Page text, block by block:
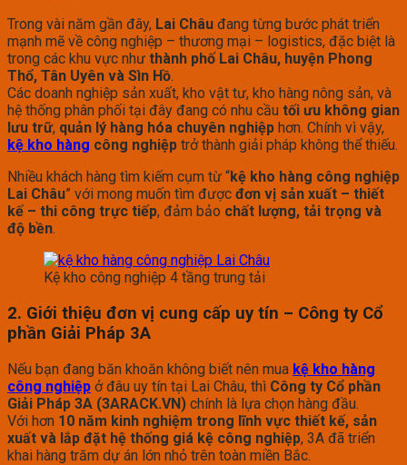
Trong vài năm gần đây, Lai Châu đang từng bước phát triển
mạnh mẽ về công nghiệp – thương mại – logistics, đặc biệt là
trong các khu vực như thành phố Lai Châu, huyện Phong
Thổ, Tân Uyên và Sìn Hồ.
Các doanh nghiệp sản xuất, kho vật tư, kho hàng nông sản, và
hệ thống phân phối tại đây đang có nhu cầu tối ưu không gian
lưu trữ, quản lý hàng hóa chuyên nghiệp hơn. Chính vì vậy,
kệ kho hàng công nghiệp trở thành giải pháp không thể thiếu.
Nhiều khách hàng tìm kiếm cụm từ “kệ kho hàng công nghiệp
Lai Châu” với mong muốn tìm được đơn vị sản xuất – thiết
kế – thi công trực tiếp, đảm bảo chất lượng, tải trọng và
độ bền.
Kệ kho công nghiệp 4 tầng trung tải
2. Giới thiệu đơn vị cung cấp uy tín – Công ty Cổ
phần Giải Pháp 3A
Nếu bạn đang băn khoăn không biết nên mua kệ kho hàng
công nghiệp ở đâu uy tín tại Lai Châu, thì Công ty Cổ phần
Giải Pháp 3A (3ARACK.VN) chính là lựa chọn hàng đầu.
Với hơn 10 năm kinh nghiệm trong lĩnh vực thiết kế, sản
xuất và lắp đặt hệ thống giá kệ công nghiệp, 3A đã triển
khai hàng trăm dự án lớn nhỏ trên toàn miền Bắc.